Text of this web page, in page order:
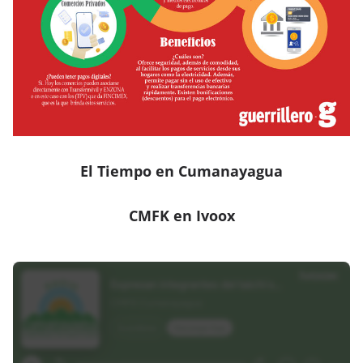
El Tiempo en Cumanayagua
CMFK en Ivoox